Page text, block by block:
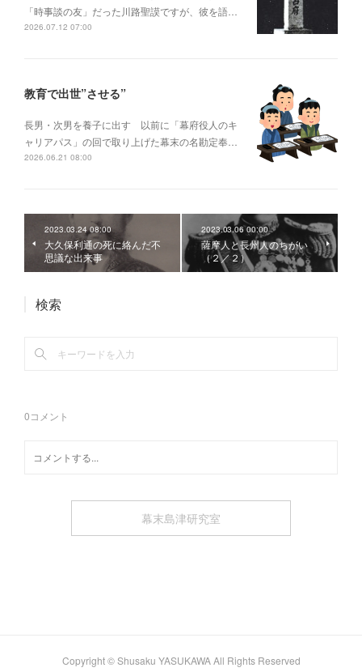
「時事談の友」だった川路聖謨ですが、彼を語…
2026.07.12 07:00
教育で出世”させる”
長男・次男を養子に出す 以前に「幕府役人のキ
ャリアパス」の回で取り上げた幕末の名勘定奉…
2026.06.21 08:00
2023.03.24 08:00
大久保利通の死に絡んだ不
思議な出来事
2023.03.06 00:00
薩摩人と長州人のちがい
（２／２）
検索
0コメント
幕末島津研究室
Copyright © Shusaku YASUKAWA All Rights Reserved